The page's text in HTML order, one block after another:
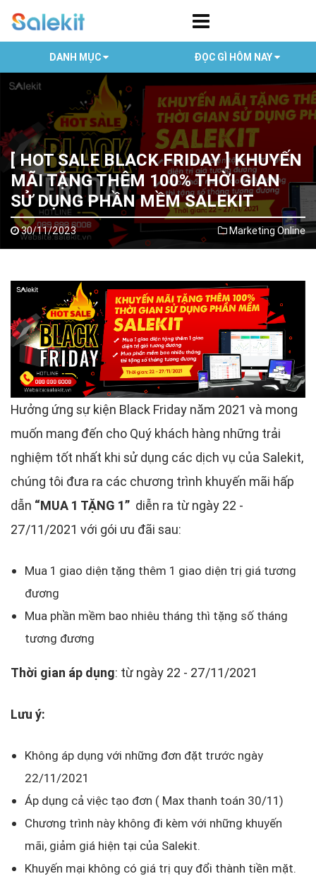
DANH MỤC ĐỌC GÌ HÔM NAY
[ HOT SALE BLACK FRIDAY ] KHUYẾN
MÃI TẶNG THÊM 100% THỜI GIAN
SỬ DỤNG PHẦN MỀM SALEKIT
30/11/2023 Marketing Online
Hưởng ứng sự kiện Black Friday năm 2021 và mong
muốn mang đến cho Quý khách hàng những trải
nghiệm tốt nhất khi sử dụng các dịch vụ của Salekit,
chúng tôi đưa ra các chương trình khuyến mãi hấp
dẫn “MUA 1 TẶNG 1” diễn ra từ ngày 22 -
27/11/2021 với gói ưu đãi sau:
Mua 1 giao diện tặng thêm 1 giao diện trị giá tương
đương
Mua phần mềm bao nhiêu tháng thì tặng số tháng
tương đương
Thời gian áp dụng: từ ngày 22 - 27/11/2021
Lưu ý:
Không áp dụng với những đơn đặt trước ngày
22/11/2021
Áp dụng cả việc tạo đơn ( Max thanh toán 30/11)
Chương trình này không đi kèm với những khuyến
mãi, giảm giá hiện tại của Salekit.
Khuyến mại không có giá trị quy đổi thành tiền mặt.